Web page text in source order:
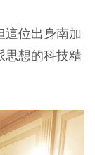
這位出身南加
思想的科技精